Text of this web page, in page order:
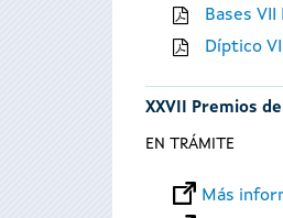
Bases
Díptico
XXVII Premios
EN TRÁMITE
Más